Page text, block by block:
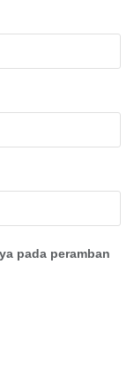
pada peramban